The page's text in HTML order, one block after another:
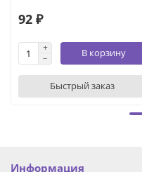
92 ₽
В корзину
Быстрый заказ
Информация